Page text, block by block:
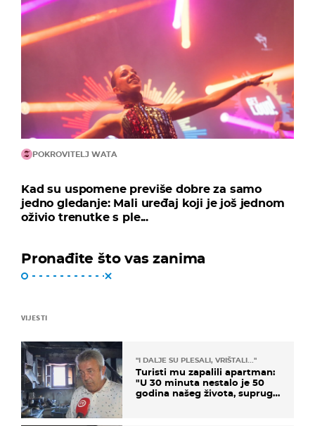
POKROVITELJ WATA
Kad su uspomene previše dobre za samo
jedno gledanje: Mali uređaj koji je još jednom
oživio trenutke s ple...
Pronađite što vas zanima
VIJESTI
"I DALJE SU PLESALI, VRIŠTALI..."
Turisti mu zapalili apartman:
"U 30 minuta nestalo je 50
godina našeg života, supruga